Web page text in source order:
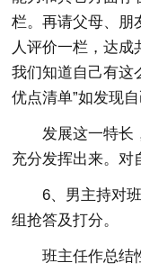
栏。再请父母、朋
人评价一栏，达
我们知道自己有这
优点清单”如发现
发展这一特长
充分发挥出来。对
6、男主持对
组抢答及打分。
班主任作总结